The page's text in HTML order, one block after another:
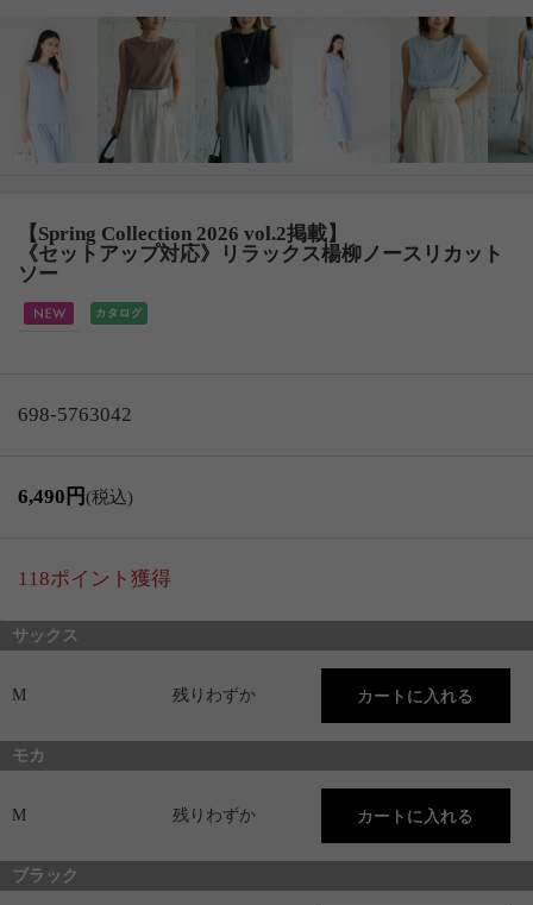
【Spring Collection 2026 vol.2掲載】
《セットアップ対応》リラックス楊柳ノースリカット
ソー
698-5763042
6,490円(税込)
118ポイント獲得
サックス
M 残りわずか
モカ
M 残りわずか
ブラック